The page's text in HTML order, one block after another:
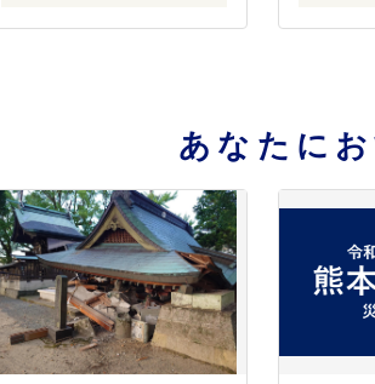
あなたに